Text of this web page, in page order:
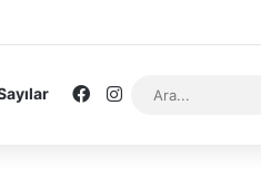
Facebook
Instagram